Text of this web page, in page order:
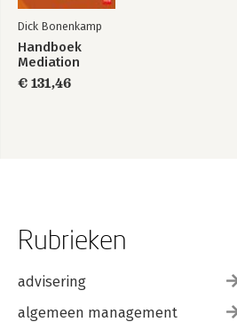
Dick Bonenkamp
Handboek
Mediation
€ 131,46
Rubrieken
advisering
algemeen management